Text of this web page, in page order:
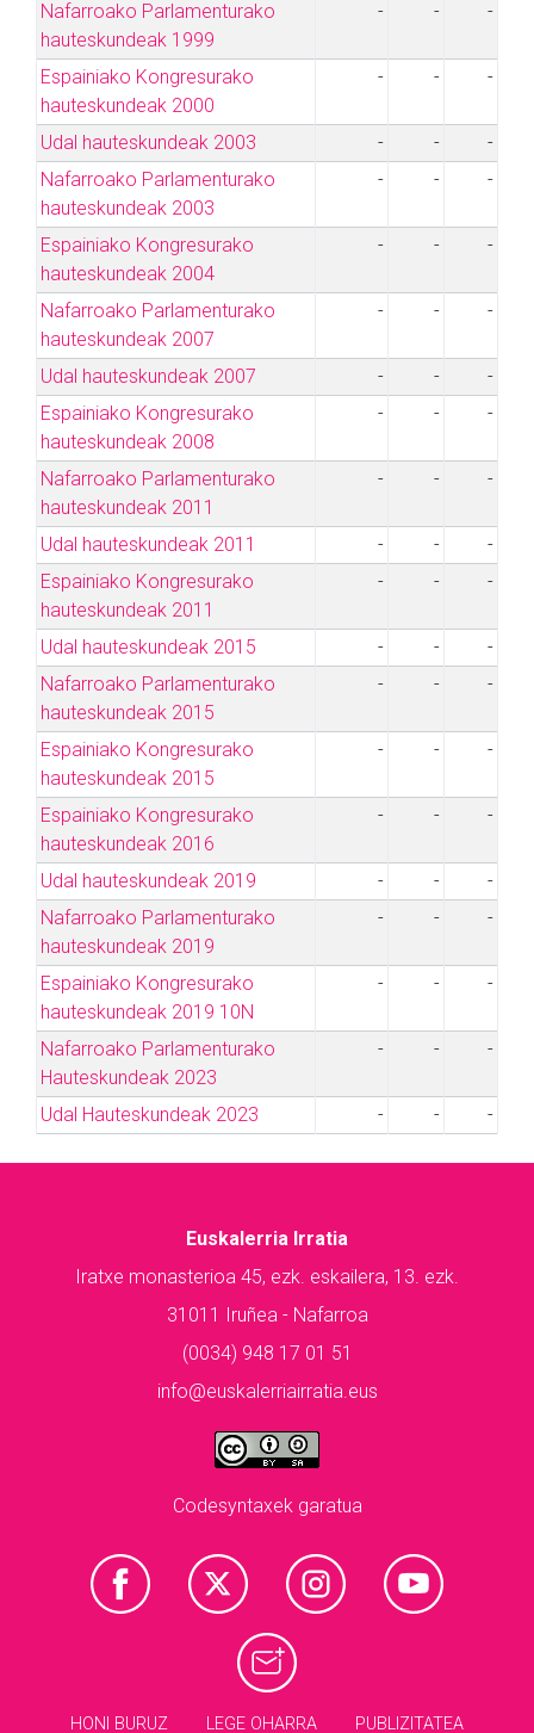
Nafarroako Parlamenturako
hauteskundeak 1999
- - -
Espainiako Kongresurako
hauteskundeak 2000
- - -
Udal hauteskundeak 2003 - -
-
Nafarroako Parlamenturako
hauteskundeak 2003
- - -
Espainiako Kongresurako
hauteskundeak 2004
- - -
Nafarroako Parlamenturako
hauteskundeak 2007
- - -
Udal hauteskundeak 2007 - -
-
Espainiako Kongresurako
hauteskundeak 2008
- - -
Nafarroako Parlamenturako
hauteskundeak 2011
- - -
Udal hauteskundeak 2011 - -
-
Espainiako Kongresurako
hauteskundeak 2011
- - -
Udal hauteskundeak 2015 - -
-
Nafarroako Parlamenturako
hauteskundeak 2015
- - -
Espainiako Kongresurako
hauteskundeak 2015
- - -
Espainiako Kongresurako
hauteskundeak 2016
- - -
Udal hauteskundeak 2019 - -
-
Nafarroako Parlamenturako
hauteskundeak 2019
- - -
Espainiako Kongresurako
hauteskundeak 2019 10N
- - -
Nafarroako Parlamenturako
Hauteskundeak 2023
- - -
Udal Hauteskundeak 2023 - - -
Euskalerria Irratia
Iratxe monasterioa 45, ezk. eskailera, 13. ezk.
31011 Iruñea - Nafarroa
(0034) 948 17 01 51
info@euskalerriairratia.eus
Codesyntaxek garatua
HONI BURUZ LEGE OHARRA PUBLIZITATEA